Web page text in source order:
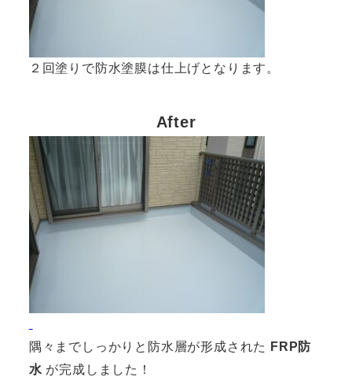
２回塗りで防水塗膜は仕上げとなります。
After
隅々までしっかりと防水層が形成された FRP防
水 が完成しました！